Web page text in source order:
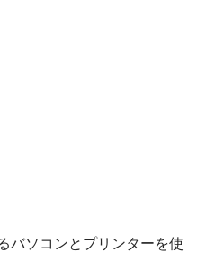
バソコンとプリンターを使